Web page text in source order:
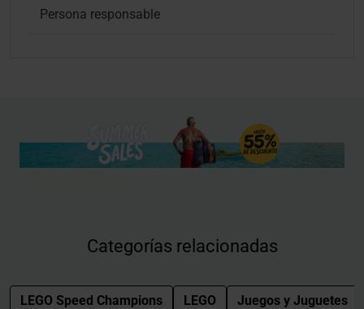
Persona responsable
Categorías relacionadas
LEGO Speed Champions LEGO Juegos y Juguetes